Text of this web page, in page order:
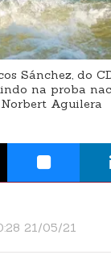
Sánchez, do
na proba
Aguilera
21/05/21